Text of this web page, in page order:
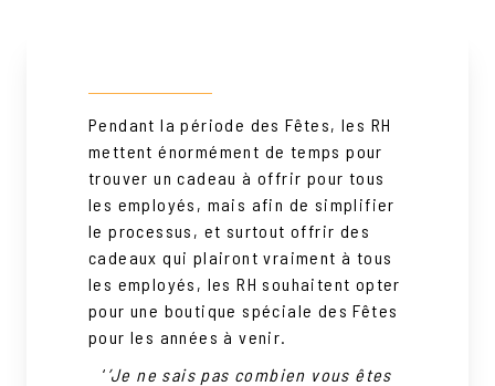
Pendant la période des Fêtes, les RH
mettent énormément de temps pour
trouver un cadeau à offrir pour tous
les employés, mais afin de simplifier
le processus, et surtout offrir des
cadeaux qui plairont vraiment à tous
les employés, les RH souhaitent opter
pour une boutique spéciale des Fêtes
pour les années à venir.
‘ ’Je ne sais pas combien vous êtes